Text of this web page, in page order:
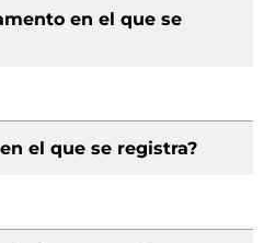
en el que se
el que se registra?